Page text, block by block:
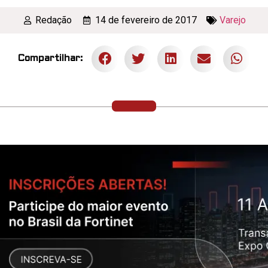
Redação 14 de fevereiro de 2017 Varejo
Compartilhar: